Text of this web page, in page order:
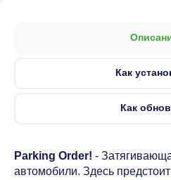
Как
Как
Parking Order! -
автомобили. Здесь